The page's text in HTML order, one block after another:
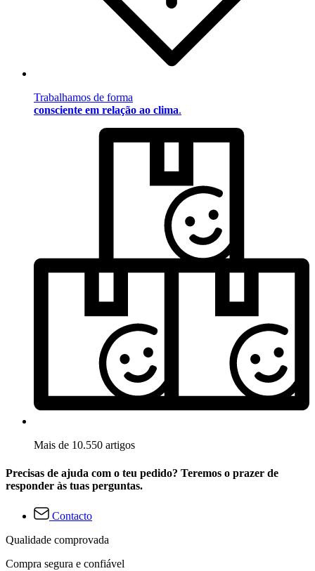
Trabalhamos de forma
consciente em relação ao clima.
Mais de 10.550 artigos
Precisas de ajuda com o teu pedido? Teremos o prazer de
responder às tuas perguntas.
Contacto
Qualidade comprovada
Compra segura e confiável